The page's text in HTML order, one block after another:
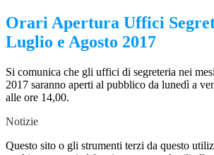
Orari Apertura Uffici
Luglio e Agosto 2017
Si comunica che gli uffici di segreteria nei
2017 saranno aperti al pubblico da lunedì a
alle ore 14,00.
Notizie
Questo sito o gli strumenti terzi da questo